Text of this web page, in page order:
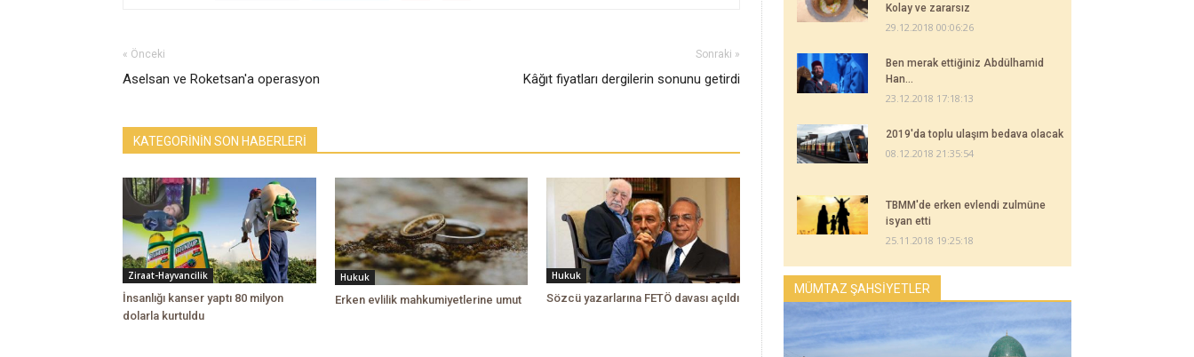
« Önceki
Aselsan ve Roketsan'a operasyon
Sonraki »
Kâğıt fiyatları dergilerin sonunu getirdi
KATEGORİNİN SON HABERLERİ
Ziraat-Hayvancilik
İnsanlığı kanser yaptı 80 milyon
dolarla kurtuldu
Hukuk
Erken evlilik mahkumiyetlerine umut
Hukuk
Sözcü yazarlarına FETÖ davası açıldı
Kolay ve zararsız
29.12.2018 00:06:26
Ben merak ettiğiniz Abdülhamid
Han...
23.12.2018 17:18:13
2019'da toplu ulaşım bedava olacak
08.12.2018 21:35:54
TBMM'de erken evlendi zulmüne
isyan etti
25.11.2018 19:25:18
MÜMTAZ ŞAHSİYETLER